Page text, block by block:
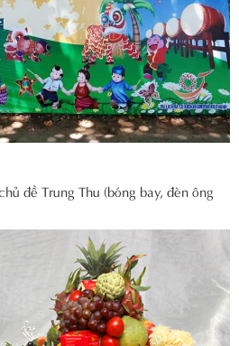
đề Trung Thu (bóng bay, đèn ông